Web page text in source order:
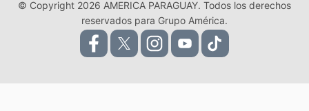
© Copyright 2026 AMERICA PARAGUAY. Todos los derechos
reservados para Grupo América.